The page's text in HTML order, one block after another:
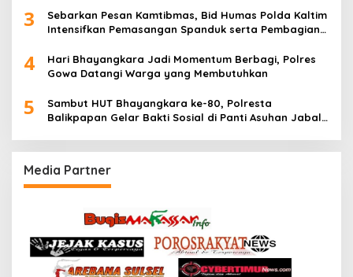
3
Sebarkan Pesan Kamtibmas, Bid Humas Polda Kaltim
Intensifkan Pemasangan Spanduk serta Pembagian
4
Hari Bhayangkara Jadi Momentum Berbagi, Polres
Gowa Datangi Warga yang Membutuhkan
5
Sambut HUT Bhayangkara ke-80, Polresta
Balikpapan Gelar Bakti Sosial di Panti Asuhan Jabal
Media Partner